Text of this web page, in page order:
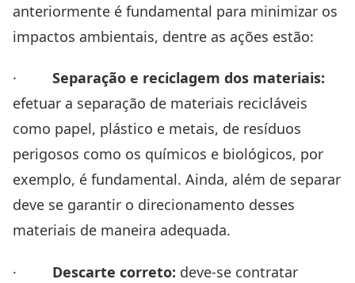
anteriormente é fundamental para minimizar os
impactos ambientais, dentre as ações estão:
· Separação e reciclagem dos materiais:
efetuar a separação de materiais recicláveis
como papel, plástico e metais, de resíduos
perigosos como os químicos e biológicos, por
exemplo, é fundamental. Ainda, além de separar
deve se garantir o direcionamento desses
materiais de maneira adequada.
· Descarte correto: deve-se contratar